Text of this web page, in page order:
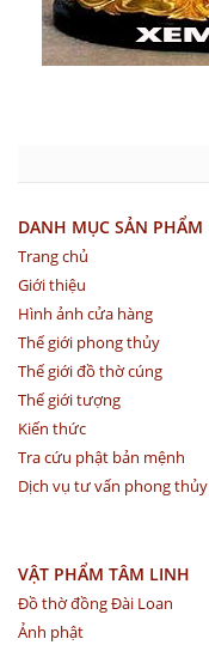
DANH MỤC SẢN PHẨM
Trang chủ
Giới thiệu
Hình ảnh cửa hàng
Thế giới phong thủy
Thế giới đồ thờ cúng
Thế giới tượng
Kiến thức
Tra cứu phật bản mệnh
Dịch vụ tư vấn phong thủy
VẬT PHẨM TÂM LINH
Đồ thờ đồng Đài Loan
Ảnh phật